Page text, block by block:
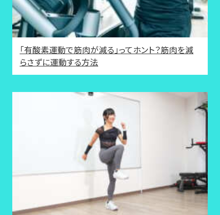
「有酸素運動で筋肉が減る」ってホント？筋肉を減
らさずに運動する方法